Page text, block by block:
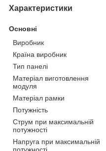
Характеристики
Основні
Виробник
Країна виробник
Тип панелі
Матеріал виготовлення
модуля
Матеріал рамки
Потужність
Струм при максимальній
потужності
Напруга при максимальній
потужності